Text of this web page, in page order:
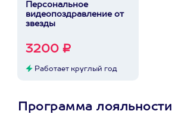
Персональное
видеопоздравление от
звезды
3200 ₽
Работает круглый год
Программа лояльности